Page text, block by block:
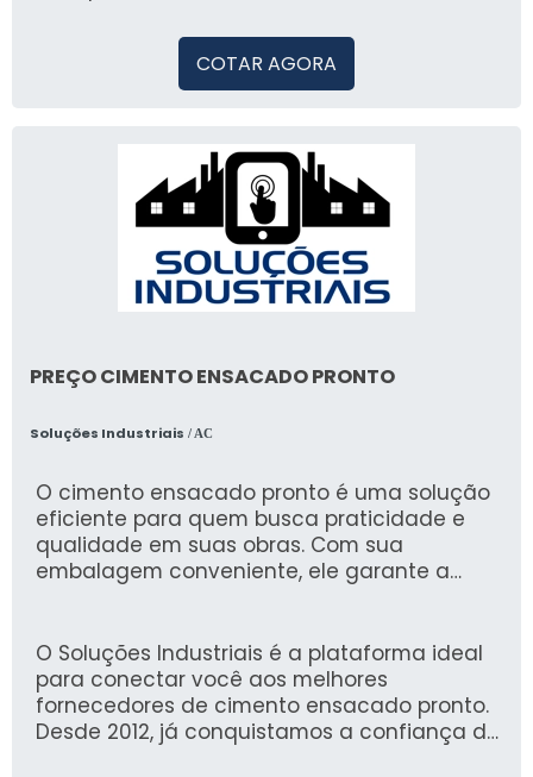
COTAR AGORA
PREÇO CIMENTO ENSACADO PRONTO
Soluções Industriais / AC
O cimento ensacado pronto é uma solução
eficiente para quem busca praticidade e
qualidade em suas obras. Com sua
embalagem conveniente, ele garante a
duradouro e resistente.
O Soluções Industriais é a plataforma ideal
para conectar você aos melhores
fornecedores de cimento ensacado pronto.
Desde 2012, já conquistamos a confiança de